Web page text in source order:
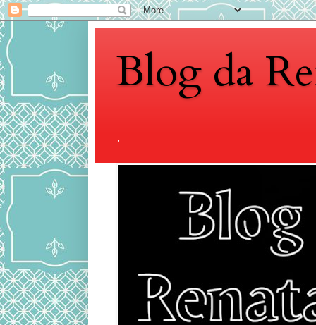
Blog da
.